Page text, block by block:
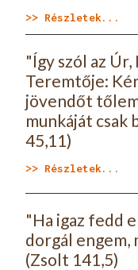
>> Részletek...
"Így szól az
Teremtője:
jövendőt
munkáját csak
45,11)
>> Részletek...
"Ha igaz fedd
dorgál engem,
(Zsolt 141,5)